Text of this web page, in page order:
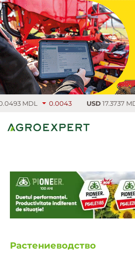
MDL 0.0043 USD17.3737 MDL
Растениеводство